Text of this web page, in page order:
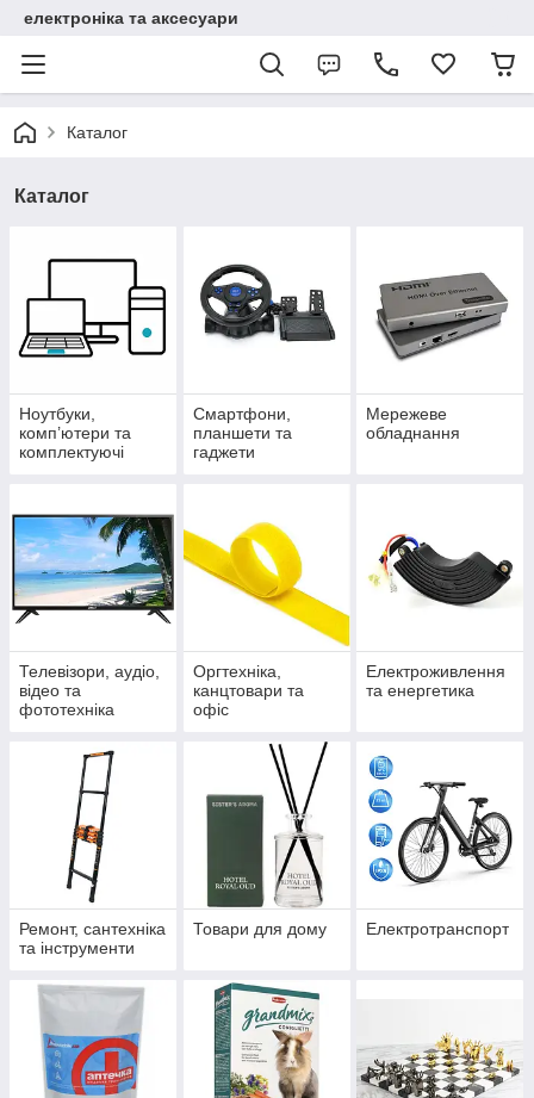
електроніка та аксесуари
Каталог
Каталог
Ноутбуки,
комп’ютери та
комплектуючі
Смартфони,
планшети та
гаджети
Мережеве
обладнання
Телевізори, аудіо,
відео та
фототехніка
Оргтехніка,
канцтовари та
офіс
Електроживлення
та енергетика
Ремонт, сантехніка
та інструменти
Товари для дому Електротранспорт